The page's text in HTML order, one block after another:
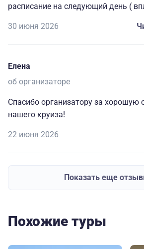
расписание на следующий день (
работающие наушники для
капитану и всему составу за
организованный отдых.🥰
30 июня 2026
Елена
об организаторе
Спасибо организатору за хорошую
нашего круиза!
22 июня 2026
Показать еще
Похожие туры